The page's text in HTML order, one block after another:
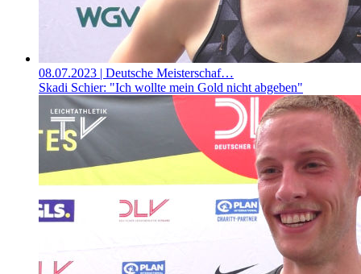
08.07.2023 | Deutsche Meisterschaf…
Skadi Schier: "Ich wollte mein Gold nicht abgeben"